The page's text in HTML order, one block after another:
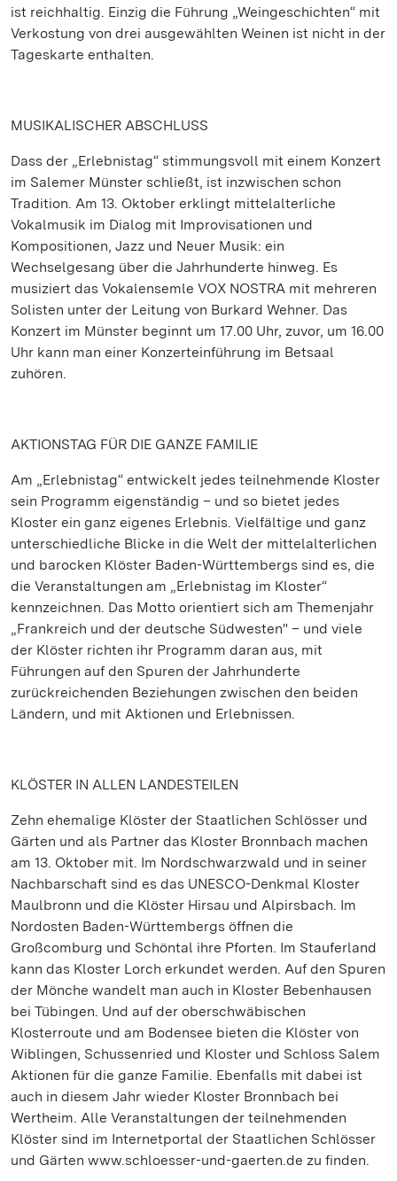
ist reichhaltig. Einzig die Führung „Weingeschichten“ mit
Verkostung von drei ausgewählten Weinen ist nicht in der
Tageskarte enthalten.
MUSIKALISCHER ABSCHLUSS
Dass der „Erlebnistag“ stimmungsvoll mit einem Konzert
im Salemer Münster schließt, ist inzwischen schon
Tradition. Am 13. Oktober erklingt mittelalterliche
Vokalmusik im Dialog mit Improvisationen und
Kompositionen, Jazz und Neuer Musik: ein
Wechselgesang über die Jahrhunderte hinweg. Es
musiziert das Vokalensemle VOX NOSTRA mit mehreren
Solisten unter der Leitung von Burkard Wehner. Das
Konzert im Münster beginnt um 17.00 Uhr, zuvor, um 16.00
Uhr kann man einer Konzerteinführung im Betsaal
zuhören.
AKTIONSTAG FÜR DIE GANZE FAMILIE
Am „Erlebnistag“ entwickelt jedes teilnehmende Kloster
sein Programm eigenständig – und so bietet jedes
Kloster ein ganz eigenes Erlebnis. Vielfältige und ganz
unterschiedliche Blicke in die Welt der mittelalterlichen
und barocken Klöster Baden-Württembergs sind es, die
die Veranstaltungen am „Erlebnistag im Kloster“
kennzeichnen. Das Motto orientiert sich am Themenjahr
„Frankreich und der deutsche Südwesten" – und viele
der Klöster richten ihr Programm daran aus, mit
Führungen auf den Spuren der Jahrhunderte
zurückreichenden Beziehungen zwischen den beiden
Ländern, und mit Aktionen und Erlebnissen.
KLÖSTER IN ALLEN LANDESTEILEN
Zehn ehemalige Klöster der Staatlichen Schlösser und
Gärten und als Partner das Kloster Bronnbach machen
am 13. Oktober mit. Im Nordschwarzwald und in seiner
Nachbarschaft sind es das UNESCO-Denkmal Kloster
Maulbronn und die Klöster Hirsau und Alpirsbach. Im
Nordosten Baden-Württembergs öffnen die
Großcomburg und Schöntal ihre Pforten. Im Stauferland
kann das Kloster Lorch erkundet werden. Auf den Spuren
der Mönche wandelt man auch in Kloster Bebenhausen
bei Tübingen. Und auf der oberschwäbischen
Klosterroute und am Bodensee bieten die Klöster von
Wiblingen, Schussenried und Kloster und Schloss Salem
Aktionen für die ganze Familie. Ebenfalls mit dabei ist
auch in diesem Jahr wieder Kloster Bronnbach bei
Wertheim. Alle Veranstaltungen der teilnehmenden
Klöster sind im Internetportal der Staatlichen Schlösser
und Gärten www.schloesser-und-gaerten.de zu finden.